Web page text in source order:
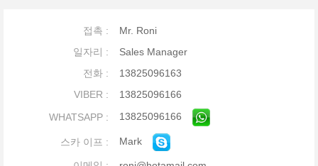
접촉 :
Mr. Roni
일자리 :
Sales Manager
전화 :
13825096163
VIBER :
13825096166
WHATSAPP :
13825096166
스카 이프 : Mark